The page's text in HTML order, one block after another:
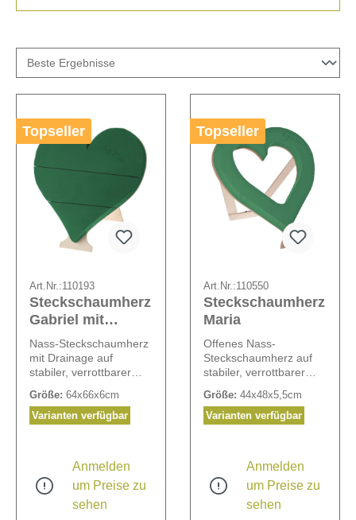
Topseller
Art.Nr.:110193
Steckschaumherz
Gabriel mit
Drainage
Nass-Steckschaumherz
mit Drainage auf
stabiler, verrottbarer
Stellen.
Größe: 64x66x6cm
Varianten verfügbar
Anmelden
um Preise zu
sehen
Topseller
Art.Nr.:110550
Steckschaumherz
Maria
Offenes Nass-
Steckschaumherz auf
stabiler, verrottbarer
Stellen. Die zu
besteckende
Größe: 44x48x5,5cm
Varianten verfügbar
Anmelden
um Preise zu
sehen